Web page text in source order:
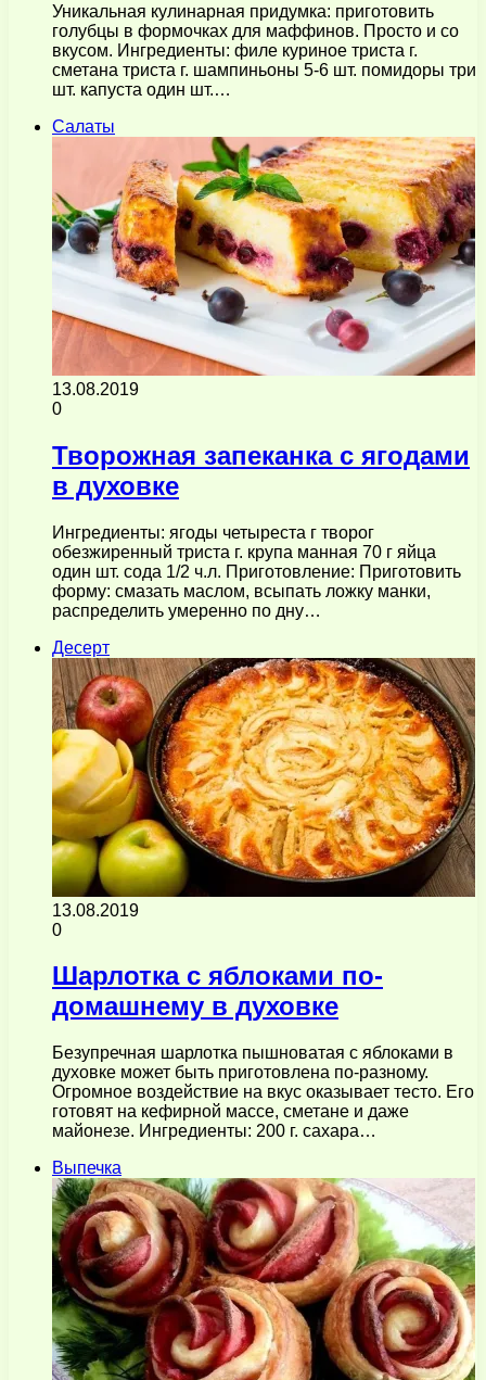
Уникальная кулинарная придумка: приготовить
голубцы в формочках для маффинов. Просто и со
вкусом. Ингредиенты: филе куриное триста г.
сметана триста г. шампиньоны 5-6 шт. помидоры три
шт. капуста один шт.…
Салаты
13.08.2019
0
Творожная запеканка с ягодами
в духовке
Ингредиенты: ягоды четыреста г творог
обезжиренный триста г. крупа манная 70 г яйца
один шт. сода 1/2 ч.л. Приготовление: Приготовить
форму: смазать маслом, всыпать ложку манки,
распределить умеренно по дну…
Десерт
13.08.2019
0
Шарлотка с яблоками по-
домашнему в духовке
Безупречная шарлотка пышноватая с яблоками в
духовке может быть приготовлена по-разному.
Огромное воздействие на вкус оказывает тесто. Его
готовят на кефирной массе, сметане и даже
майонезе. Ингредиенты: 200 г. сахара…
Выпечка